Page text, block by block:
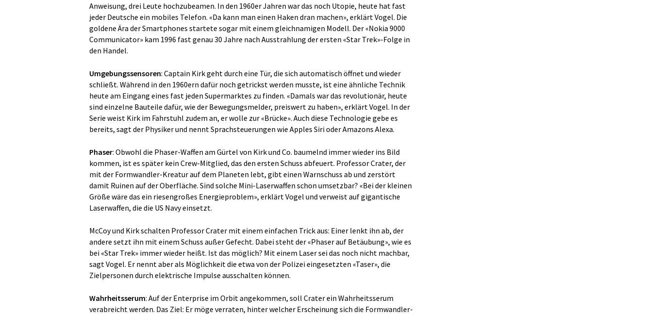
Anweisung, drei Leute hochzubeamen. In den 1960er Jahren war das noch Utopie, heute hat fast
jeder Deutsche ein mobiles Telefon. «Da kann man einen Haken dran machen», erklärt Vogel. Die
goldene Ära der Smartphones startete sogar mit einem gleichnamigen Modell. Der «Nokia 9000
Communicator» kam 1996 fast genau 30 Jahre nach Ausstrahlung der ersten «Star Trek»-Folge in
den Handel.
Umgebungssensoren: Captain Kirk geht durch eine Tür, die sich automatisch öffnet und wieder
schließt. Während in den 1960ern dafür noch getrickst werden musste, ist eine ähnliche Technik
heute am Eingang eines fast jeden Supermarktes zu finden. «Damals war das revolutionär, heute
sind einzelne Bauteile dafür, wie der Bewegungsmelder, preiswert zu haben», erklärt Vogel. In der
Serie weist Kirk im Fahrstuhl zudem an, er wolle zur «Brücke». Auch diese Technologie gebe es
bereits, sagt der Physiker und nennt Sprachsteuerungen wie Apples Siri oder Amazons Alexa.
Phaser: Obwohl die Phaser-Waffen am Gürtel von Kirk und Co. baumelnd immer wieder ins Bild
kommen, ist es später kein Crew-Mitglied, das den ersten Schuss abfeuert. Professor Crater, der
mit der Formwandler-Kreatur auf dem Planeten lebt, gibt einen Warnschuss ab und zerstört
damit Ruinen auf der Oberfläche. Sind solche Mini-Laserwaffen schon umsetzbar? «Bei der kleinen
Größe wäre das ein riesengroßes Energieproblem», erklärt Vogel und verweist auf gigantische
Laserwaffen, die die US Navy einsetzt.
McCoy und Kirk schalten Professor Crater mit einem einfachen Trick aus: Einer lenkt ihn ab, der
andere setzt ihn mit einem Schuss außer Gefecht. Dabei steht der «Phaser auf Betäubung», wie es
bei «Star Trek» immer wieder heißt. Ist das möglich? Mit einem Laser sei das noch nicht machbar,
sagt Vogel. Er nennt aber als Möglichkeit die etwa von der Polizei eingesetzten «Taser», die
Zielpersonen durch elektrische Impulse ausschalten können.
Wahrheitsserum: Auf der Enterprise im Orbit angekommen, soll Crater ein Wahrheitsserum
verabreicht werden. Das Ziel: Er möge verraten, hinter welcher Erscheinung sich die Formwandler-